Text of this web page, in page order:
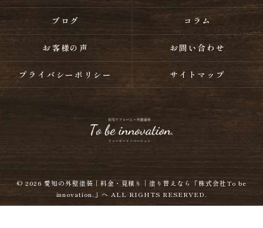
ブログ コラム
お客様の声 お問い合わせ
プライバシーポリシー サイトマップ
© 2026 愛知の外壁塗装｜料金・見積り｜塗り替えなら「株式会社To be
innovation.」へ ALL RIGHTS RESERVED.